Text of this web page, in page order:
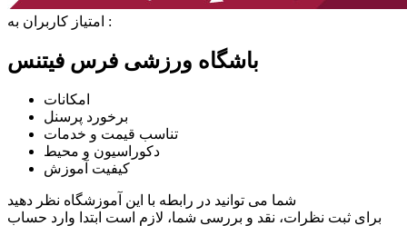
امتیاز کاربران به :
باشگاه ورزشی فرس فیتنس
امکانات
برخورد پرسنل
تناسب قیمت و خدمات
دکوراسیون و محیط
کیفیت آموزش
شما می توانید در رابطه با این آموزشگاه نظر دهید
برای ثبت نظرات، نقد و بررسی شما، لازم است ابتدا وارد حساب